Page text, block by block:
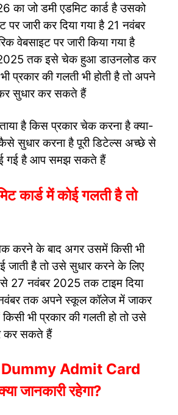
का जो डमी एडमिट कार्ड है उसको
पर जारी कर दिया गया है 21 नवंबर
वेबसाइट पर जारी किया गया है
2025 तक इसे चेक हुआ डाउनलोड कर
प्रकार की गलती भी होती है तो अपने
सुधार कर सकते हैं
है किस प्रकार चेक करना है क्या-
कैसे सुधार करना है पूरी डिटेल्स अच्छे से
गई है आप समझ सकते हैं
कार्ड में कोई गलती है तो
करने के बाद अगर उसमें किसी भी
जाती है तो उसे सुधार करने के लिए
से 27 नवंबर 2025 तक टाइम दिया
नवंबर तक अपने स्कूल कॉलेज में जाकर
भी प्रकार की गलती हो तो उसे
कर सकते हैं
Admit Card
जानकारी रहेगा?